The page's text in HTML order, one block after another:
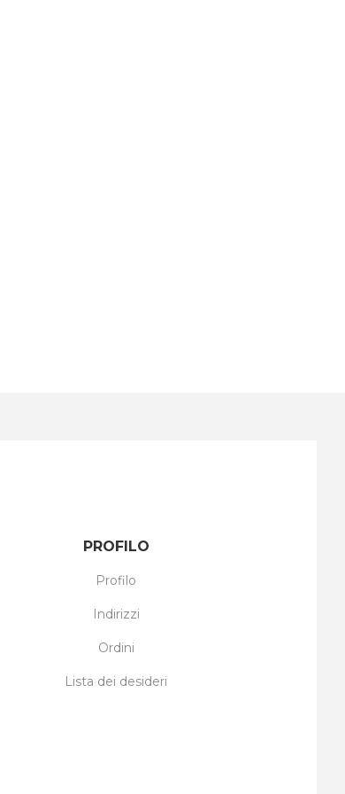
PROFILO
Profilo
Indirizzi
Ordini
Lista dei desideri